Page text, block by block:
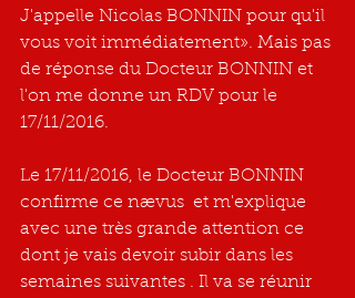
J'appelle Nicolas BONNIN pour qu'il
vous voit immédiatement». Mais pas
de réponse du Docteur BONNIN et
l'on me donne un RDV pour le
17/11/2016.
Le 17/11/2016, le Docteur BONNIN
confirme ce nævus  et m'explique
avec une très grande attention ce
dont je vais devoir subir dans les
semaines suivantes . Il va se réunir